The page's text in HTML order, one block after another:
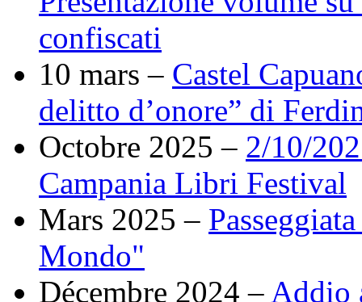
confiscati
10 mars – Castel
delitto d’onore” di
Octobre 2025 – 2/10/
Campania Libri Festival
Mars 2025 –
Mondo"
Décembre 2024 – Addio